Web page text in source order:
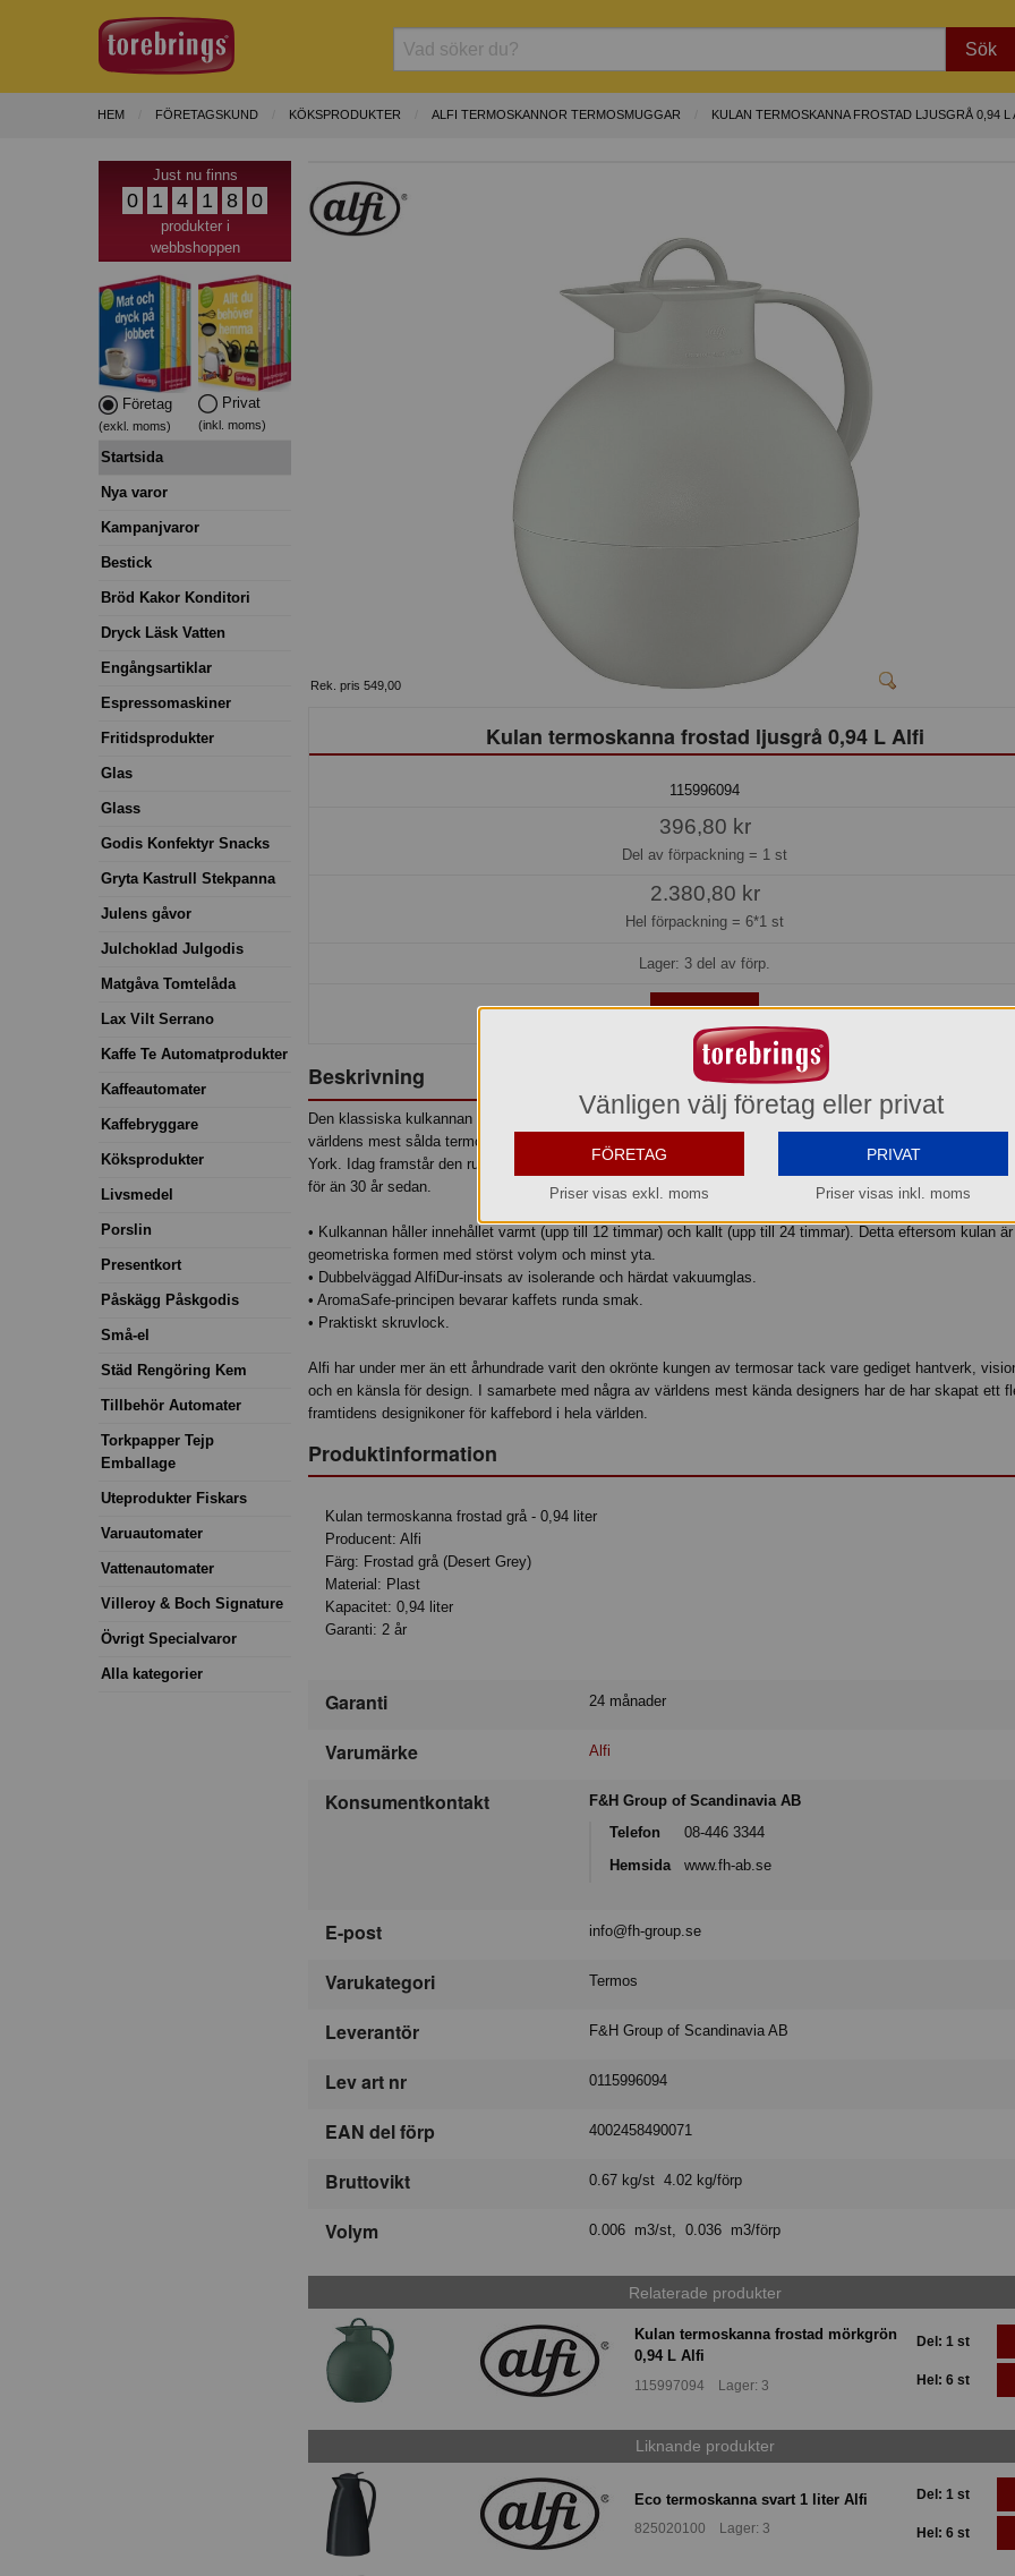
Sök
HEM FÖRETAGSKUND KÖKSPRODUKTER ALFI TERMOSKANNOR TERMOSMUGGAR KULAN TERMOSKANNA FROSTAD LJUSGRÅ 0,94 L
Just nu finns
0 1 4 1 8 0
produkter i
webbshoppen
Företag
(exkl. moms)
Privat
(inkl. moms)
Startsida
Nya varor
Kampanjvaror
Bestick
Bröd Kakor Konditori
Dryck Läsk Vatten
Engångsartiklar
Espressomaskiner
Fritidsprodukter
Glas
Glass
Godis Konfektyr Snacks
Gryta Kastrull Stekpanna
Julens gåvor
Julchoklad Julgodis
Matgåva Tomtelåda
Lax Vilt Serrano
Kaffe Te Automatprodukter
Kaffeautomater
Kaffebryggare
Köksprodukter
Livsmedel
Porslin
Presentkort
Påskägg Påskgodis
Små-el
Städ Rengöring Kem
Tillbehör Automater
Torkpapper Tejp
Emballage
Uteprodukter Fiskars
Varuautomater
Vattenautomater
Villeroy & Boch Signature
Övrigt Specialvaror
Alla kategorier
Rek. pris 549,00
Kulan termoskanna frostad ljusgrå 0,94 L Alfi
115996094
396,80 kr
Del av förpackning = 1 st
2.380,80 kr
Hel förpackning = 6*1 st
Lager: 3 del av förp.
Köp »
Beskrivning
Den klassiska kulkannan har designats av Ole Palsby 1985 och gav den namnet Modern Classic No. 1.
världens mest sålda termos och har vunnit flera utmärkelser samt är utställd på Museum of Modern Art
York. Idag framstår den runda klassikern som elegant, modern och estetiskt fängslande. Precis som när
för än 30 år sedan.
• Kulkannan håller innehållet varmt (upp till 12 timmar) och kallt (upp till 24 timmar). Detta eftersom kulan
geometriska formen med störst volym och minst yta.
• Dubbelväggad AlfiDur-insats av isolerande och härdat vakuumglas.
• AromaSafe-principen bevarar kaffets runda smak.
• Praktiskt skruvlock.
Alfi har under mer än ett århundrade varit den okrönte kungen av termosar tack vare gediget hantverk,
och en känsla för design. I samarbete med några av världens mest kända designers har de har skapat ett
framtidens designikoner för kaffebord i hela världen.
Produktinformation
Kulan termoskanna frostad grå - 0,94 liter
Producent: Alfi
Färg: Frostad grå (Desert Grey)
Material: Plast
Kapacitet: 0,94 liter
Garanti: 2 år
Garanti 24 månader
Varumärke Alfi
Konsumentkontakt
F&H Group of Scandinavia AB
Telefon
08-446 3344
Hemsida
www.fh-ab.se
E-post info@fh-group.se
Varukategori Termos
Leverantör F&H Group of Scandinavia AB
Lev art nr 0115996094
EAN del förp 4002458490071
Bruttovikt 0.67 kg/st 4.02 kg/förp
Volym 0.006 m3/st, 0.036 m3/förp
Relaterade produkter
Kulan termoskanna frostad mörkgrön
0,94 L Alfi
115997094 Lager: 3
Del: 1 st
Hel: 6 st
Liknande produkter
Eco termoskanna svart 1 liter Alfi
825020100 Lager: 3
Del: 1 st
Hel: 6 st
Vänligen välj företag eller privat
FÖRETAG
Priser visas exkl. moms
PRIVAT
Priser visas inkl. moms